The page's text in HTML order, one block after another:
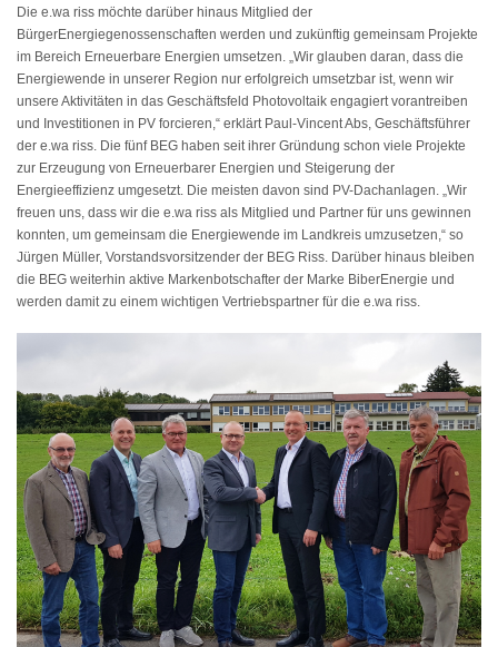
Die e.wa riss möchte darüber hinaus Mitglied der
BürgerEnergiegenossenschaften werden und zukünftig gemeinsam Projekte
im Bereich Erneuerbare Energien umsetzen. „Wir glauben daran, dass die
Energiewende in unserer Region nur erfolgreich umsetzbar ist, wenn wir
unsere Aktivitäten in das Geschäftsfeld Photovoltaik engagiert vorantreiben
und Investitionen in PV forcieren,“ erklärt Paul-Vincent Abs, Geschäftsführer
der e.wa riss. Die fünf BEG haben seit ihrer Gründung schon viele Projekte
zur Erzeugung von Erneuerbarer Energien und Steigerung der
Energieeffizienz umgesetzt. Die meisten davon sind PV-Dachanlagen. „Wir
freuen uns, dass wir die e.wa riss als Mitglied und Partner für uns gewinnen
konnten, um gemeinsam die Energiewende im Landkreis umzusetzen,“ so
Jürgen Müller, Vorstandsvorsitzender der BEG Riss. Darüber hinaus bleiben
die BEG weiterhin aktive Markenbotschafter der Marke BiberEnergie und
werden damit zu einem wichtigen Vertriebspartner für die e.wa riss.